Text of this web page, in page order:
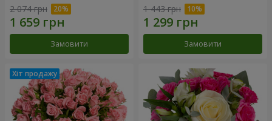
2 074 грн
Замовити
1 443 грн
Замовити